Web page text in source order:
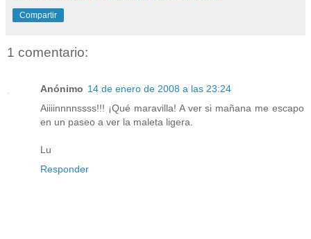
Compartir
1 comentario:
Anónimo 14 de enero de 2008 a las 23:24
Aiiiinnnnssss!!! ¡Qué maravilla! A ver si mañana me escapo
en un paseo a ver la maleta ligera.
Lu
Responder